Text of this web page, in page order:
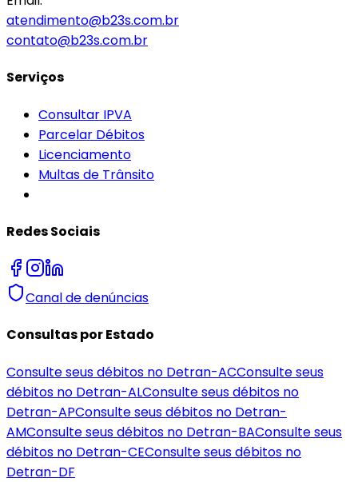
atendimento@b23s.com.br
contato@b23s.com.br
Serviços
Consultar IPVA
Parcelar Débitos
Licenciamento
Multas de Trânsito
Redes Sociais
Canal de denúncias
Consultas por Estado
Consulte seus débitos no Detran-ACConsulte seus
débitos no Detran-ALConsulte seus débitos no
Detran-APConsulte seus débitos no Detran-
AMConsulte seus débitos no Detran-BAConsulte seus
débitos no Detran-CEConsulte seus débitos no
Detran-DF